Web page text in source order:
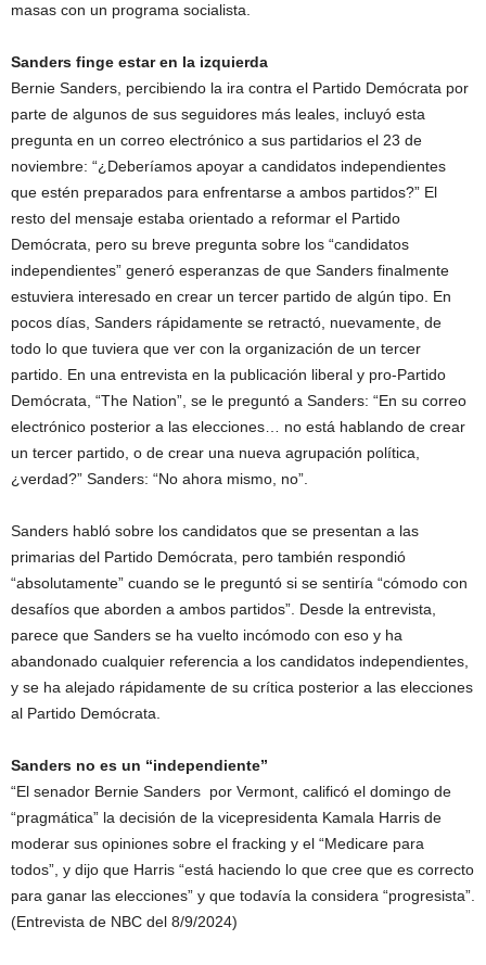
masas con un programa socialista.
Sanders finge estar en la izquierda
Bernie Sanders, percibiendo la ira contra el Partido Demócrata por
parte de algunos de sus seguidores más leales, incluyó esta
pregunta en un correo electrónico a sus partidarios el 23 de
noviembre: “¿Deberíamos apoyar a candidatos independientes
que estén preparados para enfrentarse a ambos partidos?” El
resto del mensaje estaba orientado a reformar el Partido
Demócrata, pero su breve pregunta sobre los “candidatos
independientes” generó esperanzas de que Sanders finalmente
estuviera interesado en crear un tercer partido de algún tipo. En
pocos días, Sanders rápidamente se retractó, nuevamente, de
todo lo que tuviera que ver con la organización de un tercer
partido. En una entrevista en la publicación liberal y pro-Partido
Demócrata, “The Nation”, se le preguntó a Sanders: “En su correo
electrónico posterior a las elecciones… no está hablando de crear
un tercer partido, o de crear una nueva agrupación política,
¿verdad?” Sanders: “No ahora mismo, no”.
Sanders habló sobre los candidatos que se presentan a las
primarias del Partido Demócrata, pero también respondió
“absolutamente” cuando se le preguntó si se sentiría “cómodo con
desafíos que aborden a ambos partidos”. Desde la entrevista,
parece que Sanders se ha vuelto incómodo con eso y ha
abandonado cualquier referencia a los candidatos independientes,
y se ha alejado rápidamente de su crítica posterior a las elecciones
al Partido Demócrata.
Sanders no es un “independiente”
“El senador Bernie Sanders por Vermont, calificó el domingo de
“pragmática” la decisión de la vicepresidenta Kamala Harris de
moderar sus opiniones sobre el fracking y el “Medicare para
todos”, y dijo que Harris “está haciendo lo que cree que es correcto
para ganar las elecciones” y que todavía la considera “progresista”.
(Entrevista de NBC del 8/9/2024)